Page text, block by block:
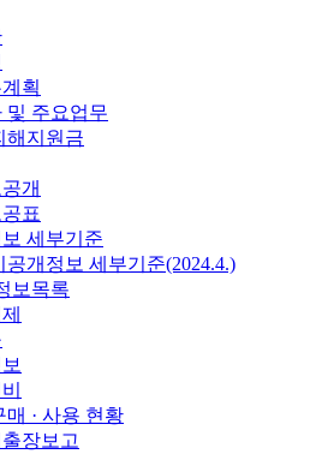
획
및 주요업무
해지원금
개
표
세부기준
공개정보 세부기준(2024.4.)
보목록
매 · 사용 현황
장보고